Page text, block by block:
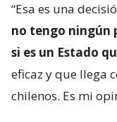
“Esa es una
no tengo ningún
si es un Estado
eficaz y que llega
chilenos. Es mi